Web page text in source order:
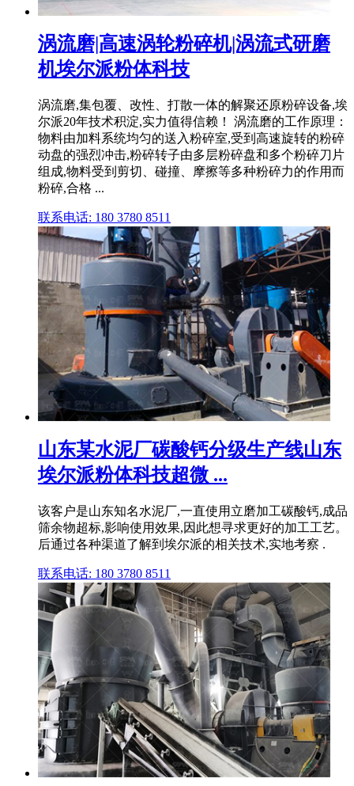
涡流磨|高速涡轮粉碎机|涡流式研磨
机埃尔派粉体科技
涡流磨,集包覆、改性、打散一体的解聚还原粉碎设备,埃
尔派20年技术积淀,实力值得信赖！ 涡流磨的工作原理：
物料由加料系统均匀的送入粉碎室,受到高速旋转的粉碎
动盘的强烈冲击,粉碎转子由多层粉碎盘和多个粉碎刀片
组成,物料受到剪切、碰撞、摩擦等多种粉碎力的作用而
粉碎,合格 ...
联系电话: 180 3780 8511
山东某水泥厂碳酸钙分级生产线山东
埃尔派粉体科技超微 ...
该客户是山东知名水泥厂,一直使用立磨加工碳酸钙,成品
筛余物超标,影响使用效果,因此想寻求更好的加工工艺。
后通过各种渠道了解到埃尔派的相关技术,实地考察 .
联系电话: 180 3780 8511